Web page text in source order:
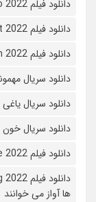
دانلود فیلم Pinocchio 2022 پینوکیو
دانلود فیلم Beast 2022 هیولا
دانلود فیلم Wire Room 2022 اتاق شنود
دانلود سریال
دانلود سریال یاغی
دانلود سریال
دانلود فیلم 2022 Dead Zone منطقه مرده
ها آواز می خوانند